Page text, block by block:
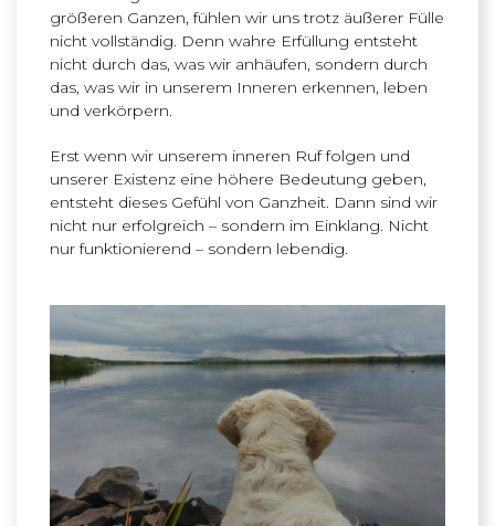
größeren Ganzen, fühlen wir uns trotz äußerer Fülle
nicht vollständig. Denn wahre Erfüllung entsteht
nicht durch das, was wir anhäufen, sondern durch
das, was wir in unserem Inneren erkennen, leben
und verkörpern.
Erst wenn wir unserem inneren Ruf folgen und
unserer Existenz eine höhere Bedeutung geben,
entsteht dieses Gefühl von Ganzheit. Dann sind wir
nicht nur erfolgreich – sondern im Einklang. Nicht
nur funktionierend – sondern lebendig.